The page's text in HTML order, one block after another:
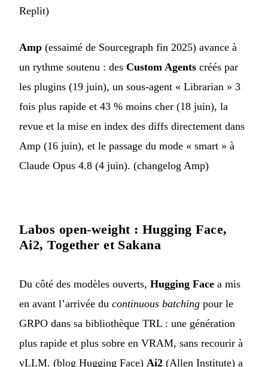
Replit)
Amp (essaimé de Sourcegraph fin 2025) avance à
un rythme soutenu : des Custom Agents créés par
les plugins (19 juin), un sous-agent « Librarian » 3
fois plus rapide et 43 % moins cher (18 juin), la
revue et la mise en index des diffs directement dans
Amp (16 juin), et le passage du mode « smart » à
Claude Opus 4.8 (4 juin). (changelog Amp)
Labos open-weight : Hugging Face,
Ai2, Together et Sakana
Du côté des modèles ouverts, Hugging Face a mis
en avant l’arrivée du continuous batching pour le
GRPO dans sa bibliothèque TRL : une génération
plus rapide et plus sobre en VRAM, sans recourir à
vLLM. (blog Hugging Face) Ai2 (Allen Institute) a